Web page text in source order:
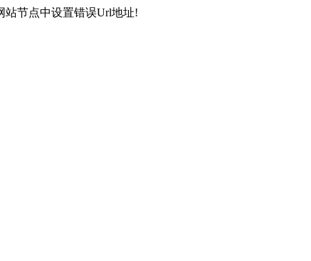
站节点中设置错误Url地址!